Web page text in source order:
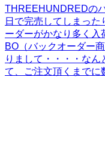
THREEHUNDREDの
日で完売してしまっ
ーダーがかなり多く入
BO（バックオーダー
りまして・・・・な
て、ご注文頂くまでに